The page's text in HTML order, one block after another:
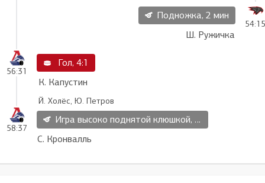
54:15
Подножка, 2 мин
Ш. Ружичка
56:31
Гол, 4:1
К. Капустин
Й. Холёс, Ю. Петров
58:37
Игра высоко поднятой клюшкой, 2 мин
С. Кронвалль